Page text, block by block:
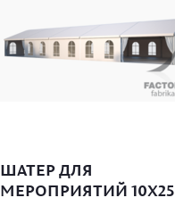
ШАТЕР ДЛЯ
МЕРОПРИЯТИЙ 10Х25